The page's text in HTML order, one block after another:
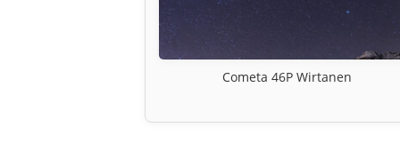
Cometa 46P Wirtanen